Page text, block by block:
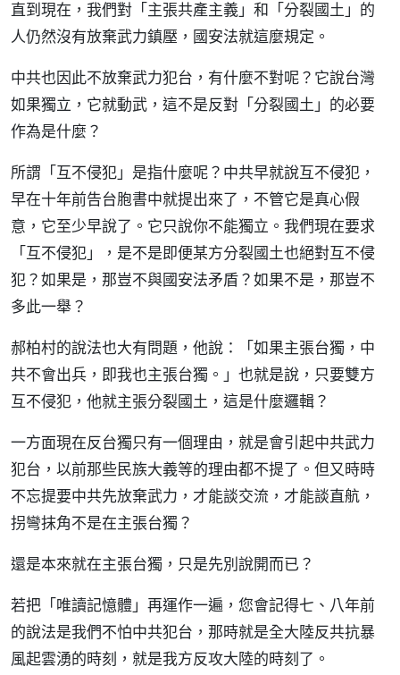
直到現在，我們對「主張共產主義」和「分裂國土」的
人仍然沒有放棄武力鎮壓，國安法就這麼規定。
中共也因此不放棄武力犯台，有什麼不對呢？它說台灣
如果獨立，它就動武，這不是反對「分裂國土」的必要
作為是什麼？
所謂「互不侵犯」是指什麼呢？中共早就說互不侵犯，
早在十年前告台胞書中就提出來了，不管它是真心假
意，它至少早說了。它只說你不能獨立。我們現在要求
「互不侵犯」，是不是即便某方分裂國土也絕對互不侵
犯？如果是，那豈不與國安法矛盾？如果不是，那豈不
多此一舉？
郝柏村的說法也大有問題，他說：「如果主張台獨，中
共不會出兵，即我也主張台獨。」也就是說，只要雙方
互不侵犯，他就主張分裂國土，這是什麼邏輯？
一方面現在反台獨只有一個理由，就是會引起中共武力
犯台，以前那些民族大義等的理由都不提了。但又時時
不忘提要中共先放棄武力，才能談交流，才能談直航，
拐彎抹角不是在主張台獨？
還是本來就在主張台獨，只是先別說開而已？
若把「唯讀記憶體」再運作一遍，您會記得七、八年前
的說法是我們不怕中共犯台，那時就是全大陸反共抗暴
風起雲湧的時刻，就是我方反攻大陸的時刻了。